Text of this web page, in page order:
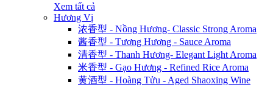
Xem tất cả
Hương Vị
浓香型 - Nồng Hương- Classic Strong Aroma
酱香型 - Tương Hương - Sauce Aroma
清香型 - Thanh Hương- Elegant Light Aroma
米香型 - Gạo Hương - Refined Rice Aroma
黄酒型 - Hoàng Tửu - Aged Shaoxing Wine